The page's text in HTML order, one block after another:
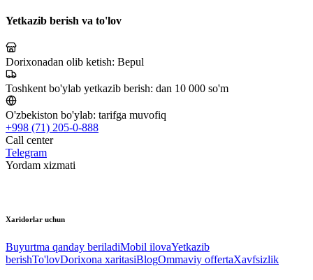
Yetkazib berish va to'lov
Dorixonadan olib ketish: Bepul
Toshkent bo'ylab yetkazib berish: dan 10 000 so'm
O'zbekiston bo'ylab: tarifga muvofiq
+998 (71) 205-0-888
Call center
Telegram
Yordam xizmati
Xaridorlar uchun
Buyurtma qanday beriladiMobil ilovaYetkazib
berishTo'lovDorixona xaritasiBlogOmmaviy offertaXavfsizlik